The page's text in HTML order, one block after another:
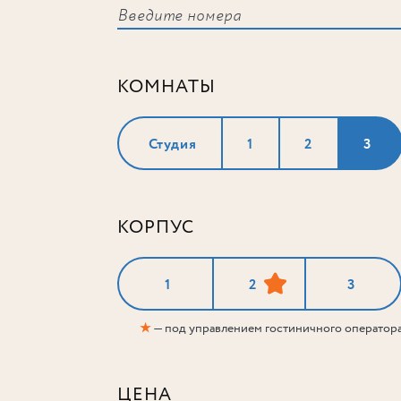
КОМНАТЫ
Студия 1 2 3
КОРПУС
1 2 3
★— под управлением гостиничного
ЦЕНА